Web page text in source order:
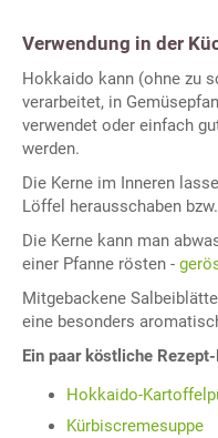
Verwendung in der
Hokkaido kann (ohne zu
verarbeitet, in
verwendet oder einfach
werden.
Die Kerne im Inneren
Löffel herausschaben
Die Kerne kann man
einer Pfanne rösten -
Mitgebackene
eine besonders
Ein paar köstliche
Hokkaido-
Kürbiscremesuppe